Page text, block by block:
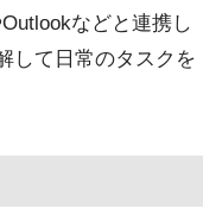
などと連携し
して日常のタスクを